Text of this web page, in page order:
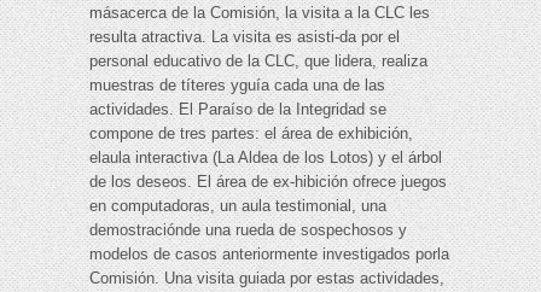
másacerca de la Comisión, la visita a la CLC les
resulta atractiva. La visita es asisti-da por el
personal educativo de la CLC, que lidera, realiza
muestras de títeres yguía cada una de las
actividades. El Paraíso de la Integridad se
compone de tres partes: el área de exhibición,
elaula interactiva (La Aldea de los Lotos) y el árbol
de los deseos. El área de ex-hibición ofrece juegos
en computadoras, un aula testimonial, una
demostraciónde una rueda de sospechosos y
modelos de casos anteriormente investigados porla
Comisión. Una visita guiada por estas actividades,